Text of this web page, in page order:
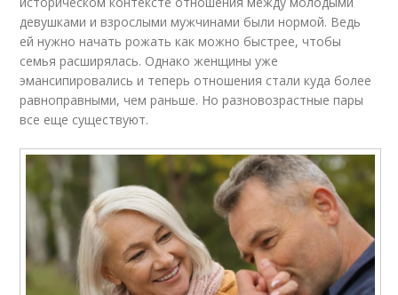
девушками и взрослыми мужчинами были нормой. Ведь
ей нужно начать рожать как можно быстрее, чтобы
семья расширялась. Однако женщины уже
эмансипировались и теперь отношения стали куда более
равноправными, чем раньше. Но разновозрастные пары
все еще существуют.